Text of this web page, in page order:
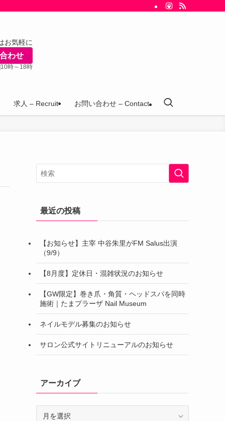
お気軽に
わせ
時～18時
求人 – Recruit お問い合わせ – Contact
最近の投稿
【お知らせ】主宰 中谷朱里がFM Salus出演
（9/9）
【8月度】定休日・混雑状況のお知らせ
【GW限定】巻き爪・角質・ヘッドスパを同時
施術｜たまプラーザ Nail Museum
ネイルモデル募集のお知らせ
サロン公式サイトリニューアルのお知らせ
アーカイブ